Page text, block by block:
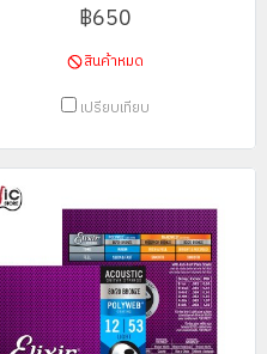
฿650
สินค้าหมด
เปรียบเทียบ